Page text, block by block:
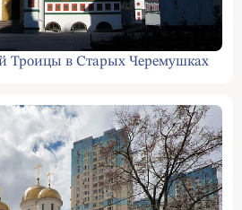
Троицы в Старых Черемушках